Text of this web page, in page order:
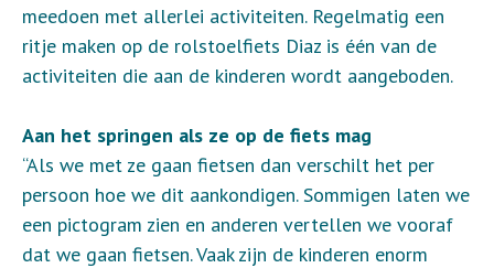
meedoen met allerlei activiteiten. Regelmatig een
ritje maken op de rolstoelfiets Diaz is één van de
activiteiten die aan de kinderen wordt aangeboden.
Aan het springen als ze op de fiets mag
“Als we met ze gaan fietsen dan verschilt het per
persoon hoe we dit aankondigen. Sommigen laten we
een pictogram zien en anderen vertellen we vooraf
dat we gaan fietsen. Vaak zijn de kinderen enorm